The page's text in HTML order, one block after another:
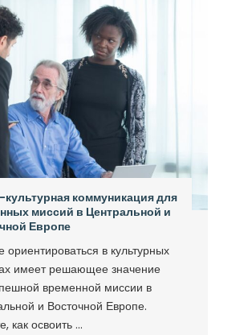
коммуникация для
миссий в Центральной и
Европе
ориентироваться в культурных
имеет решающее значение
временной миссии в
и Восточной Европе.
как освоить ...